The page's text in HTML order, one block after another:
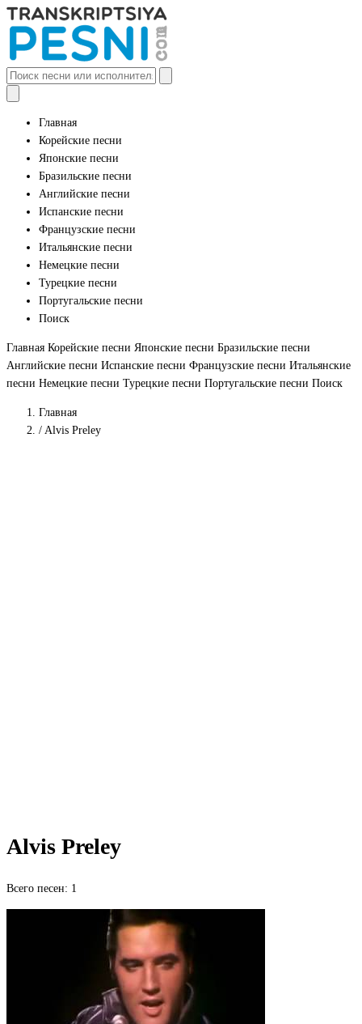
Главная
Корейские песни
Японские песни
Бразильские песни
Английские песни
Испанские песни
Французские песни
Итальянские песни
Немецкие песни
Турецкие песни
Португальские песни
Поиск
Главная Корейские песни Японские песни Бразильские песни
Английские песни Испанские песни Французские песни Итальянские
песни Немецкие песни Турецкие песни Португальские песни Поиск
Главная
/ Alvis Preley
Alvis Preley
Всего песен: 1